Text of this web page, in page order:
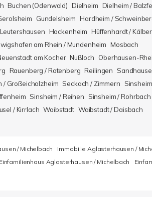
Buchen (Odenwald) Dielheim Dielheim /
Gundelsheim Hardheim /
Hockenheim Hüffenhardt /
am Rhein / Mundenheim Mosbach
am Kocher Nußloch
Oberhausen-
Rauenberg / Rotenberg Reilingen
/ Großeicholzheim Seckach / Zimmern
Sinsheim
Sinsheim / Reihen
Sinsheim / Rohrbach
/ Kirrlach Waibstadt Waibstadt / Daisbach
/ Michelbach
Immobilie Aglasterhausen /
Einfamilienhaus Aglasterhausen / Michelbach